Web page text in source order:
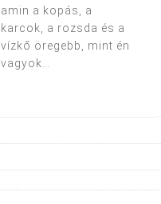
amin a kopás, a
karcok, a rozsda és a
vízkő öregebb, mint én
vagyok…